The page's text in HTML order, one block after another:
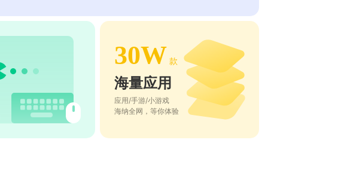
30W 款
海量应用
应用/手游/小游戏
海纳全网，等你体验